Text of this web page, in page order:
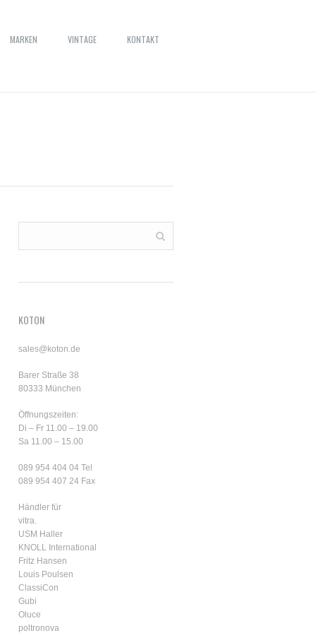
MARKEN VINTAGE KONTAKT
KOTON
sales@koton.de
Barer Straße 38
80333 München
Öffnungszeiten:
Di – Fr 11.00 – 19.00
Sa 11.00 – 15.00
089 954 404 04 Tel
089 954 407 24 Fax
Händler für
vitra.
USM Haller
KNOLL International
Fritz Hansen
Louis Poulsen
ClassiCon
Gubi
Oluce
poltronova